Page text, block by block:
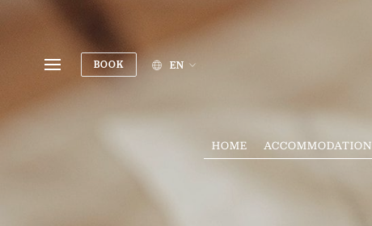
HOME ACCOMMODATION
BOOK EN